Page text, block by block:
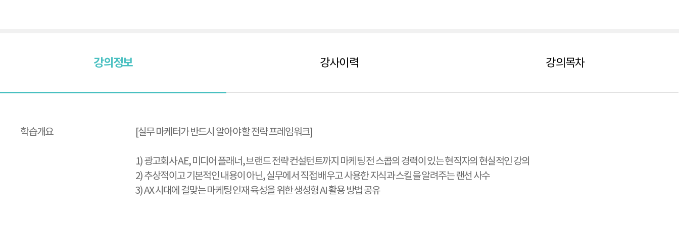
강의정보 강사이력 강의목차
학습개요 [실무 마케터가 반드시 알아야 할 전략 프레임워크]
1) 광고회사 AE, 미디어 플래너, 브랜드 전략 컨설턴트까지 마케팅 전 스콥의 경력이 있는 현직자의 현실적인 강의
2) 추상적이고 기본적인 내용이 아닌, 실무에서 직접 배우고 사용한 지식과 스킬을 알려주는 랜선 사수
3) AX 시대에 걸맞는 마케팅 인재 육성을 위한 생성형 AI 활용 방법 공유